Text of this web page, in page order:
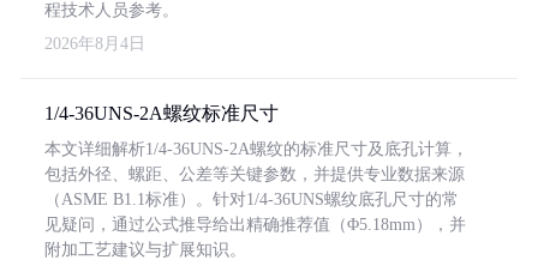
程技术人员参考。
2026年8月4日
1/4-36UNS-2A螺纹标准尺寸
本文详细解析1/4-36UNS-2A螺纹的标准尺寸及底孔计算，
包括外径、螺距、公差等关键参数，并提供专业数据来源
（ASME B1.1标准）。针对1/4-36UNS螺纹底孔尺寸的常
见疑问，通过公式推导给出精确推荐值（Φ5.18mm），并
附加工艺建议与扩展知识。